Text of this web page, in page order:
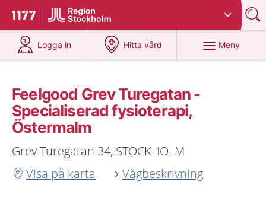
Till startsidan för 1177
Du har valt region
Logga in
på 1177.se
Hitta vård
på 1177.se
Meny
Feelgood Grev Turegatan -
Specialiserad fysioterapi,
Östermalm
Grev Turegatan 34, STOCKHOLM
Visa på karta
Vägbeskrivning